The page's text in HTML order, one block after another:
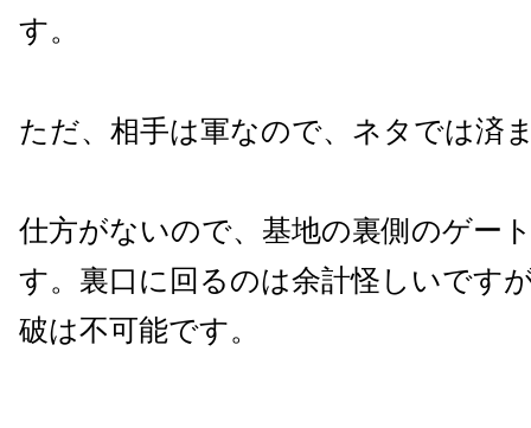
す。
ただ、相手は軍なので、ネタでは済
仕方がないので、基地の裏側のゲー
す。裏口に回るのは余計怪しいです
破は不可能です。